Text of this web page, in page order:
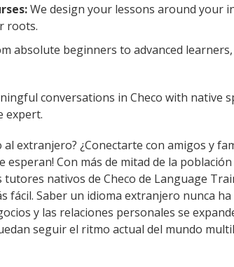
We design your lessons around your
roots.
absolute beginners to advanced
conversations in Checo with native
expert.
extranjero? ¿Conectarte con amigos y
Con más de mitad de la
nativos de Checo de Language
fácil. Saber un idioma extranjero nunca
y las relaciones personales se
seguir el ritmo actual del mundo